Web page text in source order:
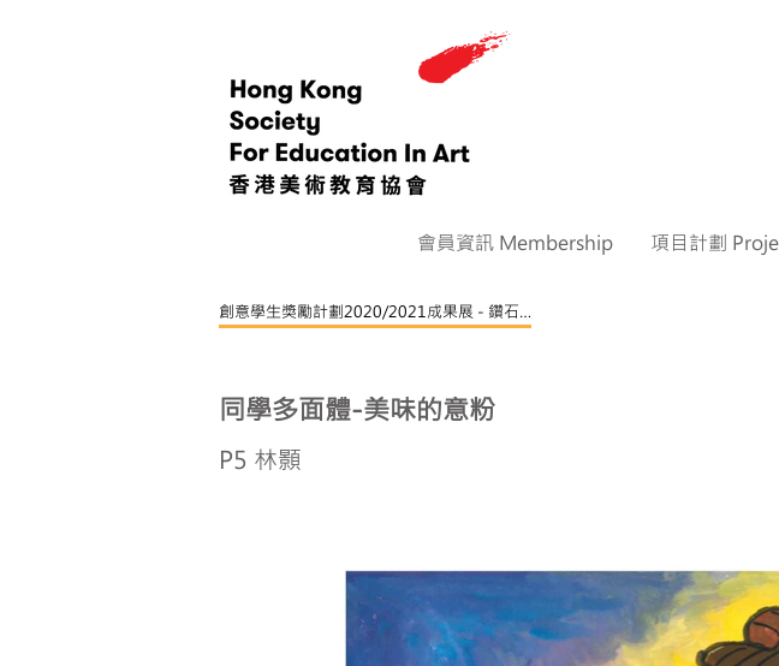
會員資訊 Membership 項目計劃
創意學生獎勵計劃2020/2021成果展 - 鑽石章
同學多面體-美味的意粉
P5 林顥